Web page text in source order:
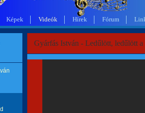
Képek Videók Hírek Fórum
Gyárfás István - Ledűlött, ledűlött a